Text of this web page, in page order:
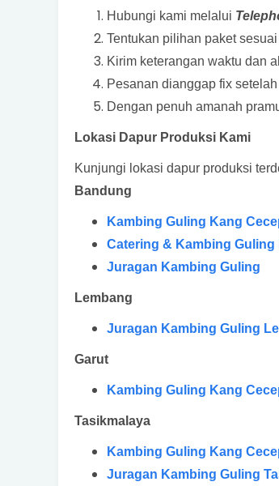
Hubungi kami melalui
Tentukan pilihan paket
Kirim keterangan waktu dan
Pesanan dianggap fix
Dengan penuh amanah
Lokasi Dapur Produksi Kami
Kunjungi lokasi dapur produksi
Bandung
Kambing Guling Kang
Catering & Kambing Guling
Juragan Kambing Guling
Lembang
Juragan Kambing Guling
Garut
Kambing Guling Kang
Tasikmalaya
Kambing Guling Kang
Juragan Kambing Guling